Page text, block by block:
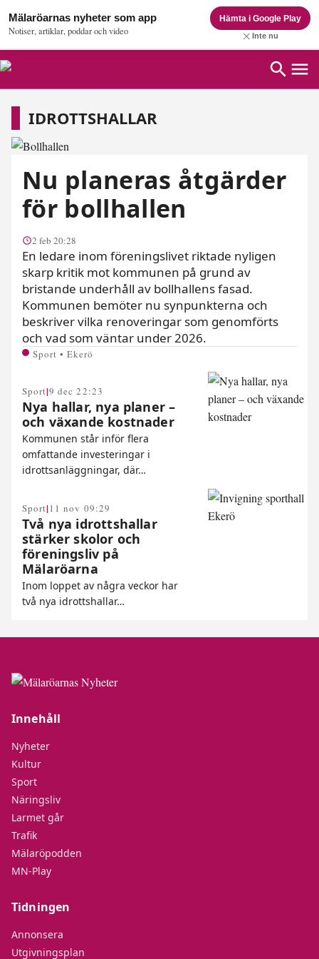
Mälaröarnas nyheter som app
Notiser, artiklar, poddar och video
Hämta i Google Play
Inte nu
Idrottshallar
IDROTTSHALLAR
Nu planeras åtgärder
för bollhallen
2 feb 20:28
En ledare inom föreningslivet riktade nyligen
skarp kritik mot kommunen på grund av
bristande underhåll av bollhallens fasad.
Kommunen bemöter nu synpunkterna och
beskriver vilka renoveringar som genomförts
och vad som väntar under 2026.
Sport • Ekerö
Sport|9 dec 22:23
Nya hallar, nya planer –
och växande kostnader
Kommunen står inför flera
omfattande investeringar i
idrottsanläggningar, där…
Sport| 11 nov 09:29
Två nya idrottshallar
stärker skolor och
föreningsliv på
Mälaröarna
Inom loppet av några veckor har
två nya idrottshallar…
Innehåll
Nyheter
Kultur
Sport
Näringsliv
Larmet går
Trafik
Mälaröpodden
MN-Play
Tidningen
Annonsera
Utgivningsplan